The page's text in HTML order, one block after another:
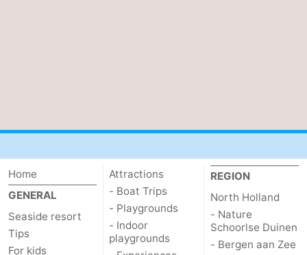
Hague
Rotterdam
-
Contact
Home
GENERAL
Seaside resort
Tips
For kids
Attractions
- Boat Trips
- Playgrounds
- Indoor
playgrounds
REGION
North Holland
- Nature
Schoorlse Duinen
- Bergen aan Zee